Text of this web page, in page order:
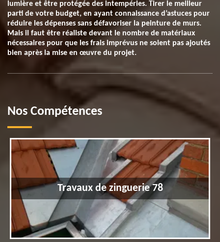
lumière et être protégée des intempéries. Tirer le meilleur
parti de votre budget, en ayant connaissance d’astuces pour
réduire les dépenses sans défavoriser la peinture de murs.
Mais il faut être réaliste devant le nombre de matériaux
nécessaires pour que les frais imprévus ne soient pas ajoutés
bien après la mise en œuvre du projet.
Nos Compétences
Travaux de zinguerie 78